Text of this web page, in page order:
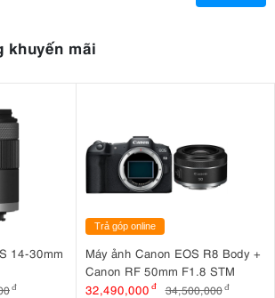
khuyến mãi
14-30mm
đ
Trả góp online
Máy ảnh Canon EOS R8 Body +
Canon RF 50mm F1.8 STM
32,490,000 đ 34,500,000 đ